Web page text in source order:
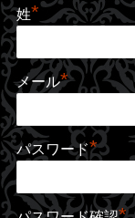
姓*
メール*
パスワード*